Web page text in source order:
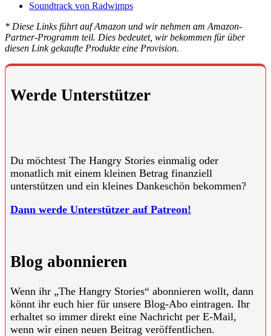
Soundtrack von Radwimps
* Diese Links führt auf Amazon und wir nehmen am Amazon-
Partner-Programm teil. Dies bedeutet, wir bekommen für über
diesen Link gekaufte Produkte eine Provision.
Werde Unterstützer
Du möchtest The Hangry Stories einmalig oder
monatlich mit einem kleinen Betrag finanziell
unterstützen und ein kleines Dankeschön bekommen?
Dann werde Unterstützer auf Patreon!
Blog abonnieren
Wenn ihr „The Hangry Stories“ abonnieren wollt, dann
könnt ihr euch hier für unsere Blog-Abo eintragen. Ihr
erhaltet so immer direkt eine Nachricht per E-Mail,
wenn wir einen neuen Beitrag veröffentlichen.